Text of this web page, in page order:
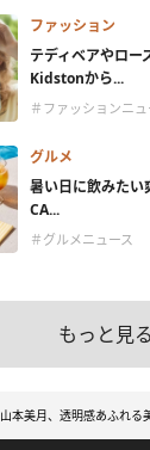
ファッション
テディベアやロ
Kidstonから...
＃ファッションニュ
グルメ
暑い日に飲みたい
CA...
＃グルメニュース
もっと見る
山本美月、透明感あふれる